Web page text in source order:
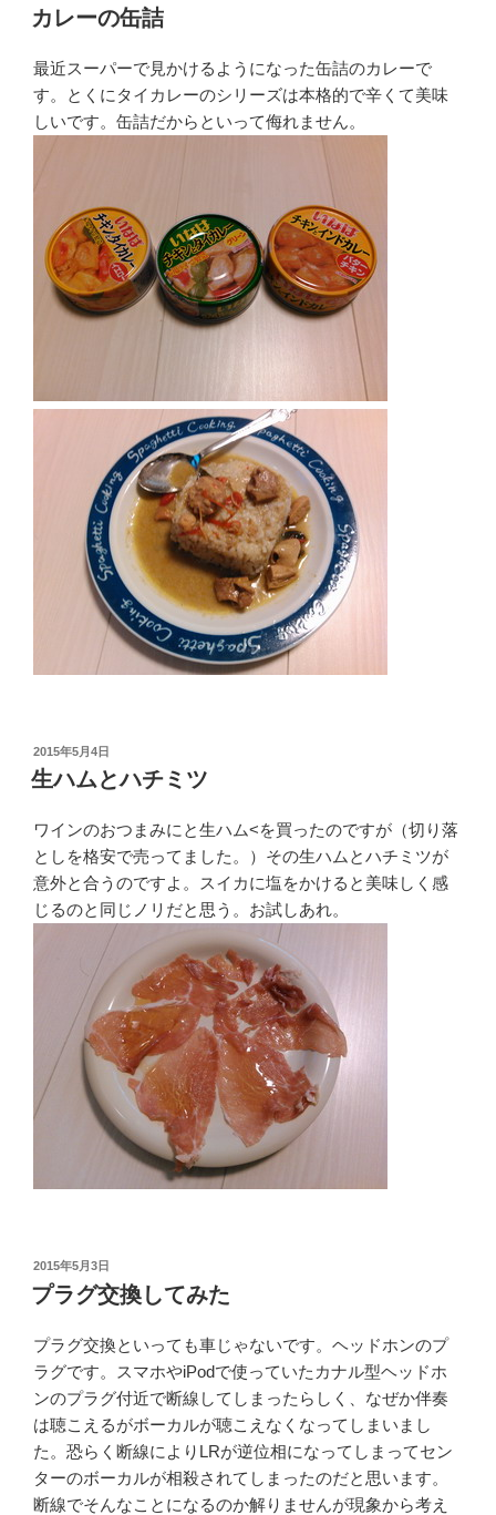
稿
日:
カレーの缶詰
最近スーパーで見かけるようになった缶詰のカレーで
す。とくにタイカレーのシリーズは本格的で辛くて美味
しいです。缶詰だからといって侮れません。
投
稿
日:
2015年5月4日
生ハムとハチミツ
ワインのおつまみにと生ハム<を買ったのですが（切り落
としを格安で売ってました。）その生ハムとハチミツが
意外と合うのですよ。スイカに塩をかけると美味しく感
じるのと同じノリだと思う。お試しあれ。
投
稿
日:
2015年5月3日
プラグ交換してみた
プラグ交換といっても車じゃないです。ヘッドホンのプ
ラグです。スマホやiPodで使っていたカナル型ヘッドホ
ンのプラグ付近で断線してしまったらしく、なぜか伴奏
は聴こえるがボーカルが聴こえなくなってしまいまし
た。恐らく断線によりLRが逆位相になってしまってセン
ターのボーカルが相殺されてしまったのだと思います。
断線でそんなことになるのか解りませんが現象から考え